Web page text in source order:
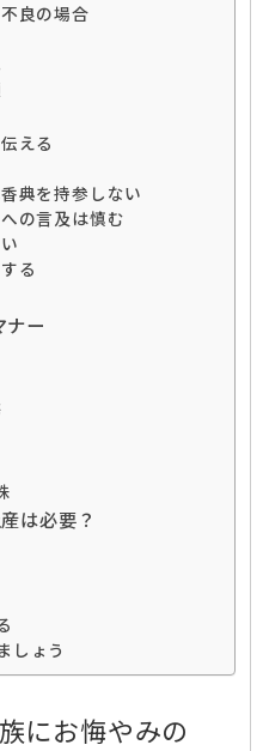
良の場合
える
典を持参しない
の言及は慎む
る
ナー
は必要？
しょう
にお悔やみの